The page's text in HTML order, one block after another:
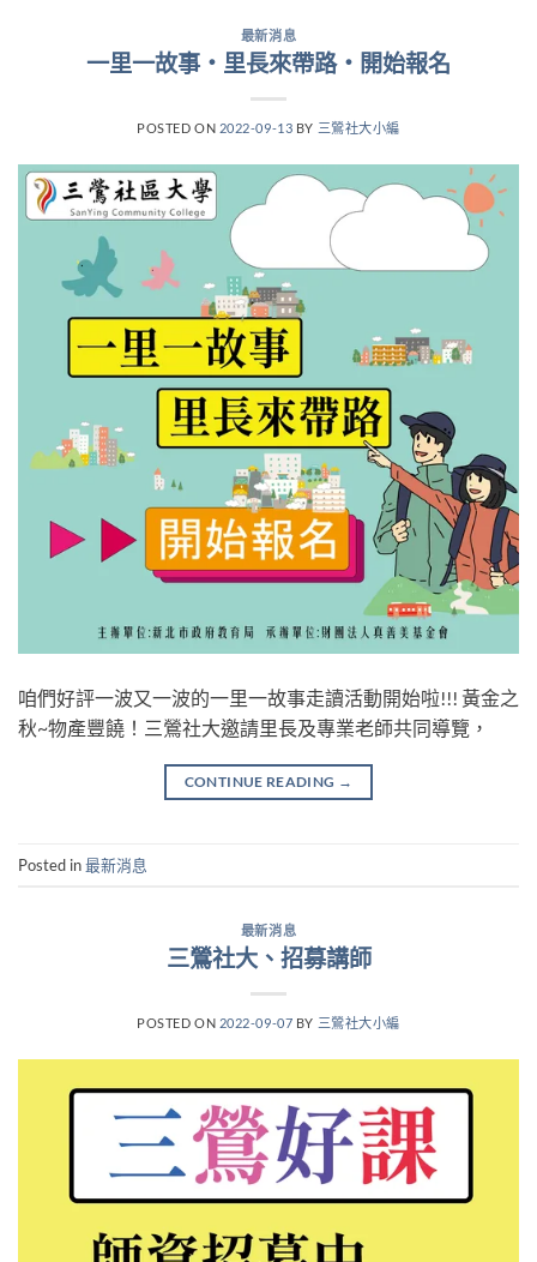
最新消息
一里一故事‧里長來帶路‧開始報名
POSTED ON 2022-09-13 BY 三鶯社大小編
咱們好評一波又一波的一里一故事走讀活動開始啦!!! 黃金之
秋~物產豐饒！三鶯社大邀請里長及專業老師共同導覽，
CONTINUE READING →
Posted in最新消息
最新消息
三鶯社大、招募講師
POSTED ON 2022-09-07 BY 三鶯社大小編